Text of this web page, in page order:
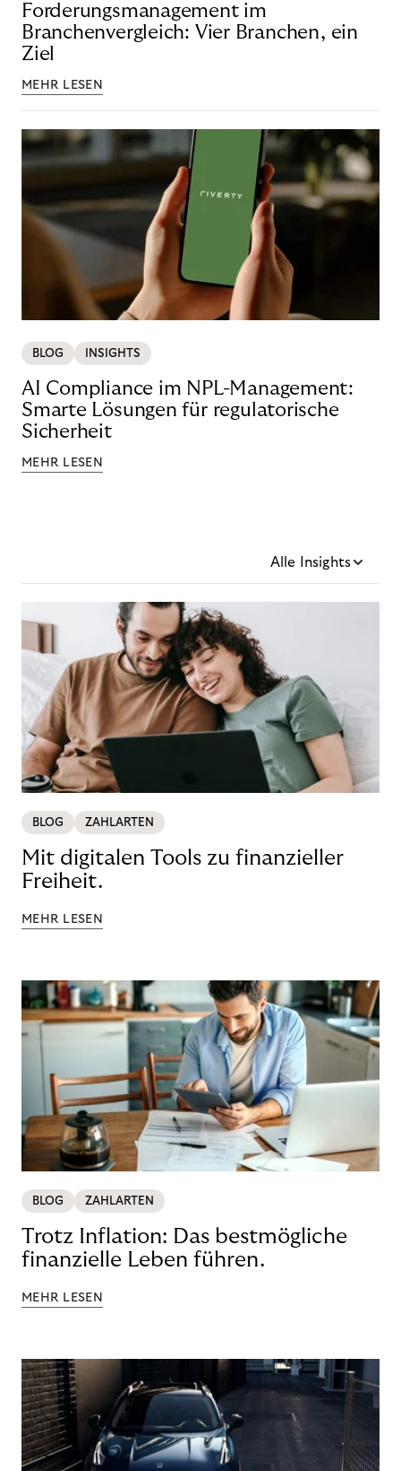
Forderungsmanagement im
Branchenvergleich: Vier Branchen, ein
Ziel
MEHR LESEN
BLOG INSIGHTS
AI Compliance im NPL-Management:
Smarte Lösungen für regulatorische
Sicherheit
MEHR LESEN
Alle Insights
BLOG ZAHLARTEN
Mit digitalen Tools zu finanzieller
Freiheit.
MEHR LESEN
BLOG ZAHLARTEN
Trotz Inflation: Das bestmögliche
finanzielle Leben führen.
MEHR LESEN